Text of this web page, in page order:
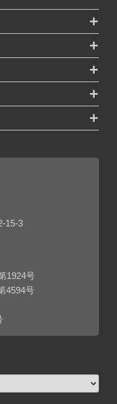
15-3
1924号
4594号